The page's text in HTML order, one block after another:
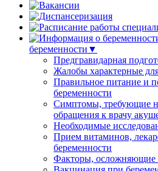
беременности▼
Предгравидарная
Жалобы характерные
Правильное питание и
беременности
Симптомы, требующие
обращения к врачу
Необходимые
Прием витаминов,
беременности
Факторы, осложняющие